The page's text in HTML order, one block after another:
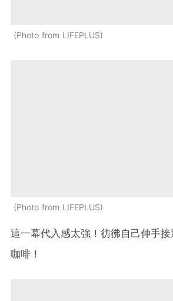
Photo from LIFEPLUS
Photo from LIFEPLUS
這一幕代入感太強！彷彿自己伸手
咖啡！